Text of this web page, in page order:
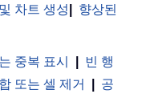
차트 생성
향상된
중복 표시
빈 행
또는 셀 제거
공